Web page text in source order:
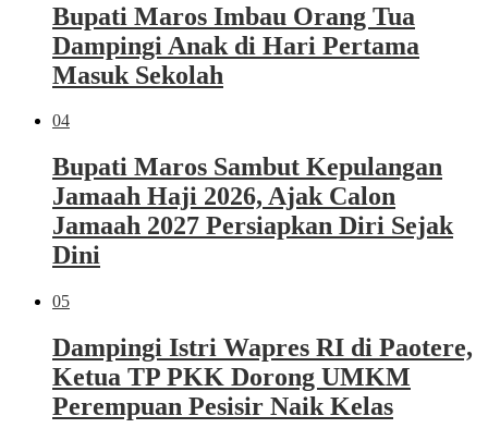
Bupati Maros Imbau Orang Tua
Dampingi Anak di Hari Pertama
Masuk Sekolah
04
Bupati Maros Sambut Kepulangan
Jamaah Haji 2026, Ajak Calon
Jamaah 2027 Persiapkan Diri Sejak
Dini
05
Dampingi Istri Wapres RI di Paotere,
Ketua TP PKK Dorong UMKM
Perempuan Pesisir Naik Kelas